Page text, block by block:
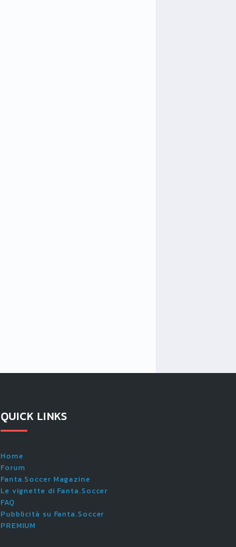
QUICK LINKS
Home
Forum
Fanta.Soccer Magazine
Le vignette di Fanta.Soccer
FAQ
Pubblicità su Fanta.Soccer
PREMIUM